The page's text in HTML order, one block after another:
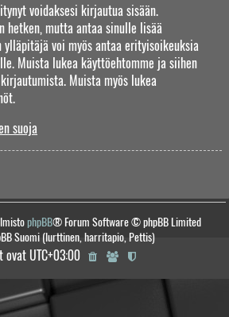
voidaksesi kirjautua sisään.
hetken, mutta antaa sinulle lisää
ylläpitäjä voi myös antaa erityisoikeuksia
Muista lukea käyttöehtomme ja siihen
Muista myös lukea
suoja
phpBB® Forum Software © phpBB Limited
Suomi (lurttinen, harritapio, Pettis)
ovat UTC+03:00